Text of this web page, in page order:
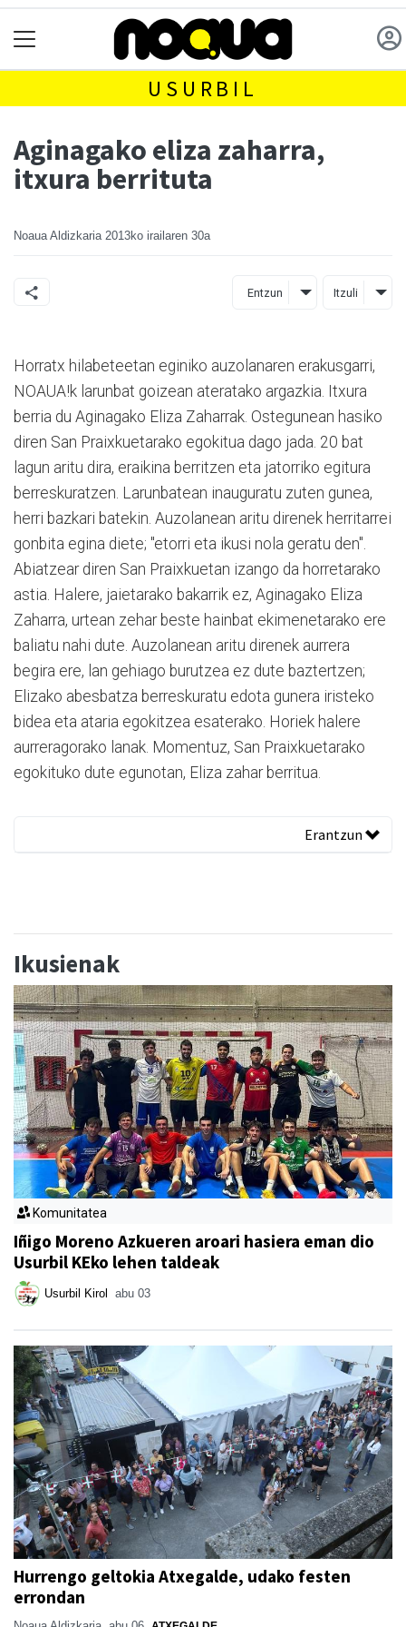
USURBIL
Aginagako eliza zaharra,
itxura berrituta
Noaua Aldizkaria 2013ko irailaren 30a
Entzun Itzuli
Horratx hilabeteetan eginiko auzolanaren erakusgarri,
NOAUA!k larunbat goizean ateratako argazkia. Itxura
berria du Aginagako Eliza Zaharrak. Ostegunean hasiko
diren San Praixkuetarako egokitua dago jada. 20 bat
lagun aritu dira, eraikina berritzen eta jatorriko egitura
berreskuratzen. Larunbatean inauguratu zuten gunea,
herri bazkari batekin. Auzolanean aritu direnek herritarrei
gonbita egina diete; "etorri eta ikusi nola geratu den".
Abiatzear diren San Praixkuetan izango da horretarako
astia. Halere, jaietarako bakarrik ez, Aginagako Eliza
Zaharra, urtean zehar beste hainbat ekimenetarako ere
baliatu nahi dute. Auzolanean aritu direnek aurrera
begira ere, lan gehiago burutzea ez dute baztertzen;
Elizako abesbatza berreskuratu edota gunera iristeko
bidea eta ataria egokitzea esaterako. Horiek halere
aurreragorako lanak. Momentuz, San Praixkuetarako
egokituko dute egunotan, Eliza zahar berritua.
Erantzun
Ikusienak
Komunitatea
Iñigo Moreno Azkueren aroari hasiera eman dio
Usurbil KEko lehen taldeak
Usurbil Kirol abu 03
Hurrengo geltokia Atxegalde, udako festen
errondan